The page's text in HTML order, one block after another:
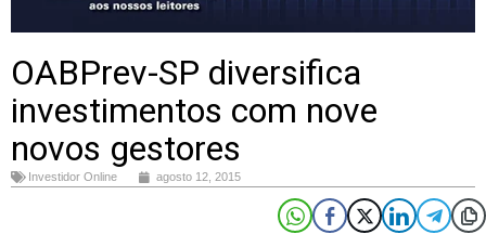
OABPrev-SP diversifica
investimentos com nove
novos gestores
Investidor Online agosto 12, 2015